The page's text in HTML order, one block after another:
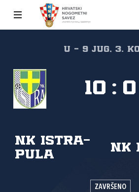
U - 9 JUG, 3.
NK Istra-
Pula
NK
10 : 0
ZAVRŠENO